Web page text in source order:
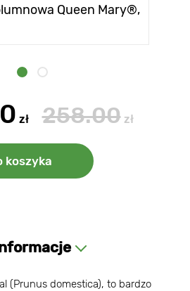
Queen Mary®,
zł 258.00 zł
koszyka
(Prunus domestica), to bardzo